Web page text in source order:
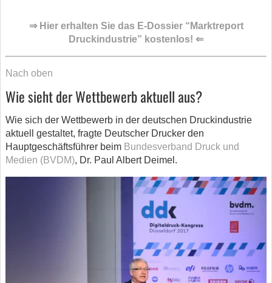
⇒ Hier erhalten Sie das E-Dossier “Marktreport
Druckindustrie” kostenlos! ⇐
Nach oben
Wie sieht der Wettbewerb aktuell aus?
Wie sich der Wettbewerb in der deutschen Druckindustrie
aktuell gestaltet, fragte Deutscher Drucker den
Hauptgeschäftsführer beim Bundesverband Druck und
Medien (BVDM), Dr. Paul Albert Deimel.